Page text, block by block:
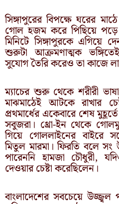
সিঙ্গাপুরের বিপক্ষে ঘরের
গোল হজম করে পিছিয়ে পড়ে
মিনিটে সিঙ্গাপুরকে এগিয়ে
শুরুটা আক্রমণাত্মক
সুযোগ তৈরি করেও তা কাজে
ম্যাচের শুরু থেকে শরীরী
মাঝমাঠেই আটকে রাখার
প্রথমার্ধের একেবারে শেষ
সবুজরা। থ্রো-ইন থেকে
গিয়ে গোললাইনের বাইরে
মিতুল মারমা। ফিরতি বলে সং
পারেননি হামজা চৌধুরী,
দেওয়ার চেষ্টা করেছিলেন।
বাংলাদেশের সবচেয়ে উজ্জ্বল